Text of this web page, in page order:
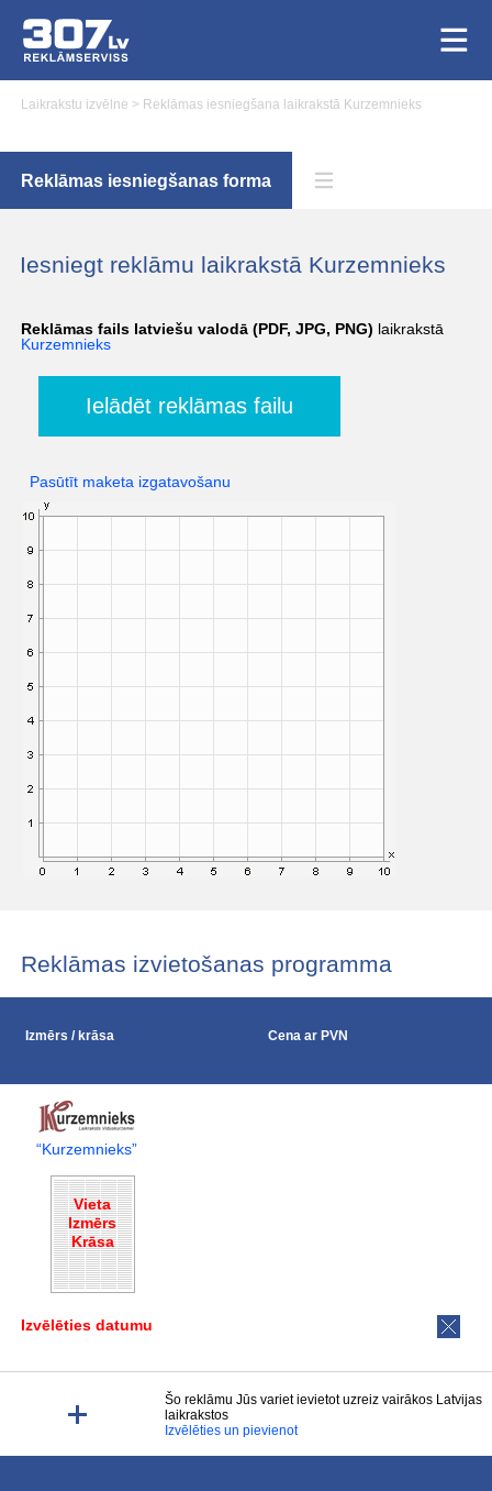
Laikrakstu izvēlne > Reklāmas iesniegšana laikrakstā Kurzemnieks
Reklāmas iesniegšanas forma
Iesniegt reklāmu laikrakstā Kurzemnieks
Reklāmas fails latviešu valodā (PDF, JPG, PNG) laikrakstā
Kurzemnieks
Ielādēt reklāmas failu
Pasūtīt maketa izgatavošanu
Reklāmas izvietošanas programma
Izmērs / krāsa Cena ar PVN
“Kurzemnieks”
Vieta
Izmērs
Krāsa
Izvēlēties datumu
Šo reklāmu Jūs variet ievietot uzreiz vairākos Latvijas
laikrakstos
Izvēlēties un pievienot